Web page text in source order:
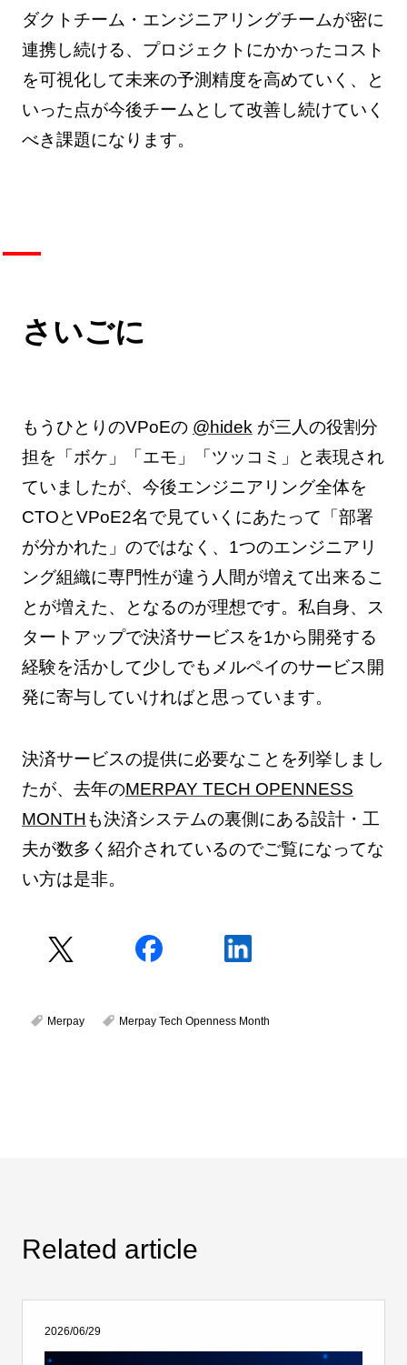
ダクトチーム・エンジニアリングチームが密に
連携し続ける、プロジェクトにかかったコスト
を可視化して未来の予測精度を高めていく、と
いった点が今後チームとして改善し続けていく
べき課題になります。
さいごに
もうひとりのVPoEの @hidek が三人の役割分
担を「ボケ」「エモ」「ツッコミ」と表現され
ていましたが、今後エンジニアリング全体を
CTOとVPoE2名で見ていくにあたって「部署
が分かれた」のではなく、1つのエンジニアリ
ング組織に専門性が違う人間が増えて出来るこ
とが増えた、となるのが理想です。私自身、ス
タートアップで決済サービスを1から開発する
経験を活かして少しでもメルペイのサービス開
発に寄与していければと思っています。
決済サービスの提供に必要なことを列挙しまし
たが、去年のMERPAY TECH OPENNESS
MONTHも決済システムの裏側にある設計・工
夫が数多く紹介されているのでご覧になってな
い方は是非。
Merpay Merpay Tech Openness Month
Related article
2026/06/29